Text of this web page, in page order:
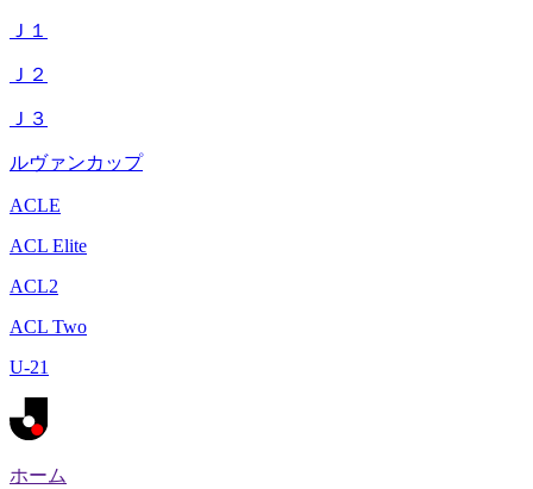
Ｊ１
Ｊ２
Ｊ３
ルヴァンカップ
ACLE
ACL Elite
ACL2
ACL Two
U-21
ホーム